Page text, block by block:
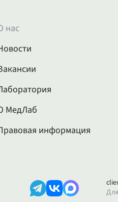
нас
МедЛаб
информация